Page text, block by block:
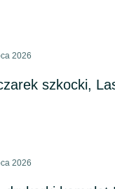
2026
szkocki,
2026